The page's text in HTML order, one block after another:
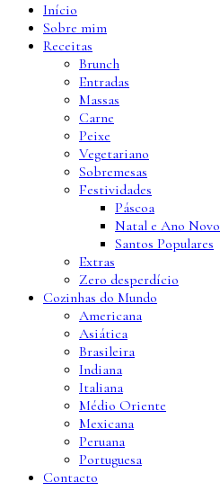
Início
Sobre mim
Receitas
Brunch
Entradas
Massas
Carne
Peixe
Vegetariano
Sobremesas
Festividades
Páscoa
Natal e Ano Novo
Santos Populares
Extras
Zero desperdício
Cozinhas do Mundo
Americana
Asiática
Brasileira
Indiana
Italiana
Médio Oriente
Mexicana
Peruana
Portuguesa
Contacto